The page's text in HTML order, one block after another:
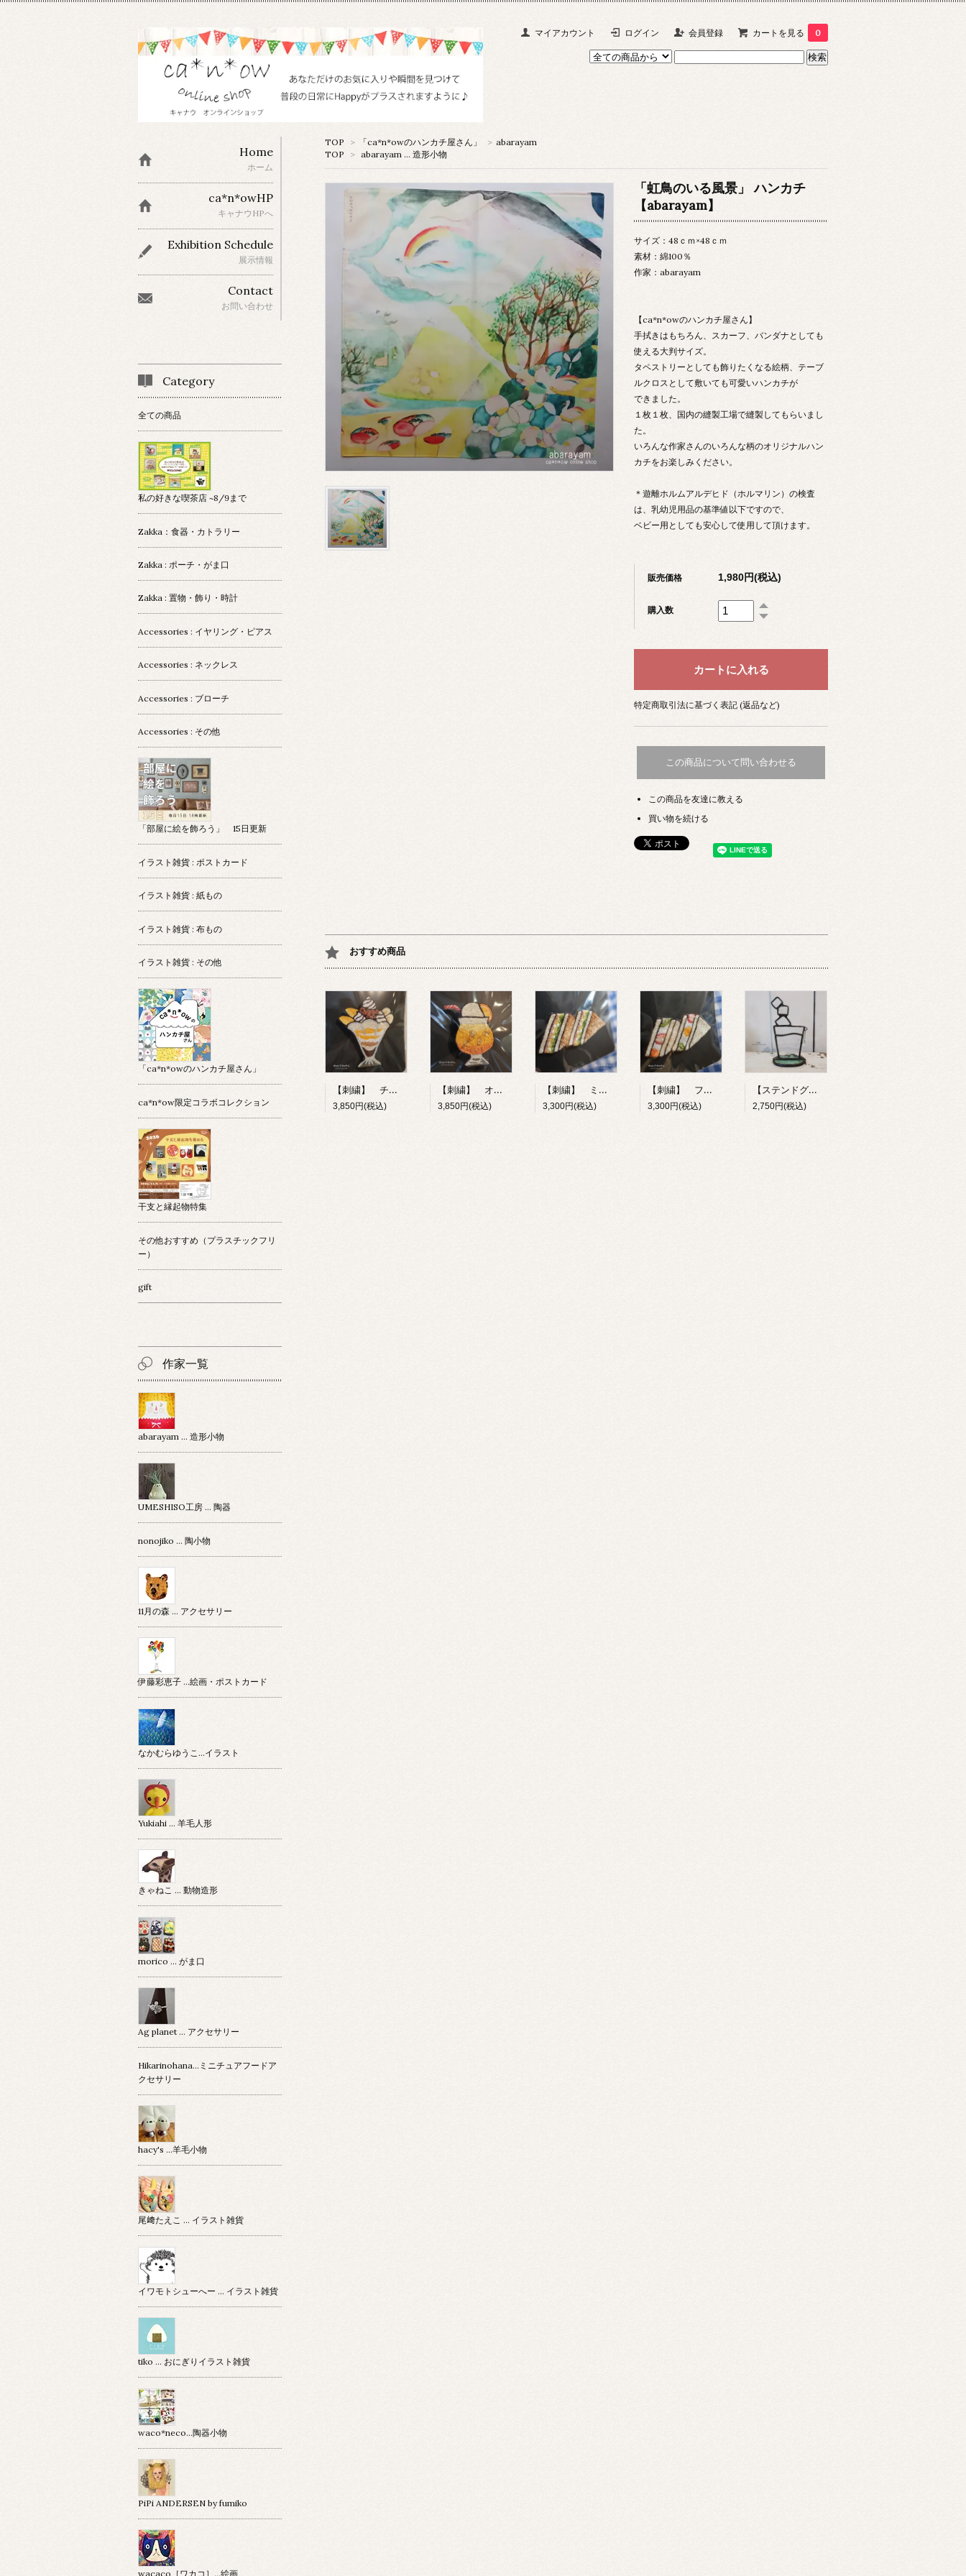
マイアカウント ログイン 会員登録 カートを見る 0
TOP > 「ca*n*owのハンカチ屋さん」 > abarayam
TOP
> abarayam … 造形小物
「虹鳥のいる風景」 ハンカチ
【abarayam】
サイズ：48ｃｍ×48ｃｍ
素材：綿100％
作家：abarayam
【ca*n*owのハンカチ屋さん】
手拭きはもちろん、スカーフ、バンダナとしても
使える大判サイズ。
タペストリーとしても飾りたくなる絵柄、テーブ
ルクロスとして敷いても可愛いハンカチが
できました。
１枚１枚、国内の縫製工場で縫製してもらいまし
た。
いろんな作家さんのいろんな柄のオリジナルハン
カチをお楽しみください。
＊遊離ホルムアルデヒド（ホルマリン）の検査
は、乳幼児用品の基準値以下ですので、
ベビー用としても安心して使用して頂けます。
販売価格 1,980円(税込)
購入数
特定商取引法に基づく表記 (返品など)
この商品について問い合わせる
この商品を友達に教える
買い物を続ける
おすすめ商品
【刺繍】 チョコレートパフェ 【ポコルテポコチル】
3,850円(税込)
【刺繍】 オレンジフロート 【ポコルテポコチル】
3,850円(税込)
【刺繍】 ミックスサンド 【ポコルテポコチル】
3,300円(税込)
【刺繍】 フルーツサンド 【ポコルテポコチル】
3,300円(税込)
【ステンドグラス】 お冷 【kai】
2,750円(税込)
Home
ホーム
ca*n*owHP
キャナウHPへ
Exhibition Schedule
展示情報
Contact
お問い合わせ
Category
全ての商品
私の好きな喫茶店 ~8/9まで
Zakka：食器・カトラリー
Zakka : ポーチ・がま口
Zakka : 置物・飾り・時計
Accessories : イヤリング・ピアス
Accessories : ネックレス
Accessories : ブローチ
Accessories : その他
「部屋に絵を飾ろう」 15日更新
イラスト雑貨 : ポストカード
イラスト雑貨 : 紙もの
イラスト雑貨 : 布もの
イラスト雑貨 : その他
「ca*n*owのハンカチ屋さん」
ca*n*ow限定コラボコレクション
干支と縁起物特集
その他おすすめ（プラスチックフリ
ー）
gift
作家一覧
abarayam … 造形小物
UMESHISO工房 … 陶器
nonojiko ... 陶小物
11月の森 … アクセサリー
伊藤彩恵子 …絵画・ポストカード
なかむらゆうこ…イラスト
Yukiahi … 羊毛人形
きゃねこ … 動物造形
morico … がま口
Ag planet … アクセサリー
Hikarinohana…ミニチュアフードア
クセサリー
hacy's …羊毛小物
尾﨑たえこ … イラスト雑貨
イワモトシューへー … イラスト雑貨
tiko … おにぎりイラスト雑貨
waco*neco...陶器小物
PiPi ANDERSEN by fumiko
wacaco［ワカコ］…絵画